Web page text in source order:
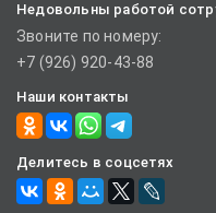
Недовольны работой
Звоните по номеру:
+7 (926) 920-43-88
Наши контакты
Делитесь в соцсетях